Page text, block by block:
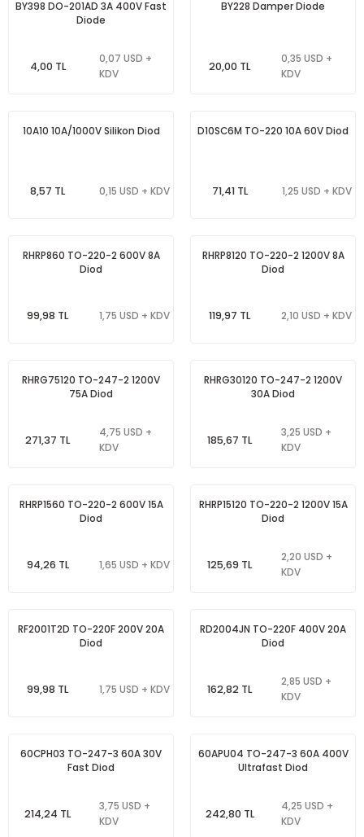
BY398 DO-201AD 3A 400V Fast
Diode
4,00 TL
0,07 USD +
KDV
BY228 Damper Diode
20,00 TL
0,35 USD +
KDV
10A10 10A/1000V Silikon Diod
8,57 TL 0,15 USD + KDV
D10SC6M TO-220 10A 60V Diod
71,41 TL 1,25 USD + KDV
RHRP860 TO-220-2 600V 8A
Diod
99,98 TL 1,75 USD + KDV
RHRP8120 TO-220-2 1200V 8A
Diod
119,97 TL 2,10 USD + KDV
RHRG75120 TO-247-2 1200V
75A Diod
271,37 TL
4,75 USD +
KDV
RHRG30120 TO-247-2 1200V
30A Diod
185,67 TL
3,25 USD +
KDV
RHRP1560 TO-220-2 600V 15A
Diod
94,26 TL 1,65 USD + KDV
RHRP15120 TO-220-2 1200V 15A
Diod
125,69 TL
2,20 USD +
KDV
RF2001T2D TO-220F 200V 20A
Diod
99,98 TL 1,75 USD + KDV
RD2004JN TO-220F 400V 20A
Diod
162,82 TL
2,85 USD +
KDV
60CPH03 TO-247-3 60A 30V
Fast Diod
214,24 TL
3,75 USD +
KDV
60APU04 TO-247-3 60A 400V
Ultrafast Diod
242,80 TL
4,25 USD +
KDV